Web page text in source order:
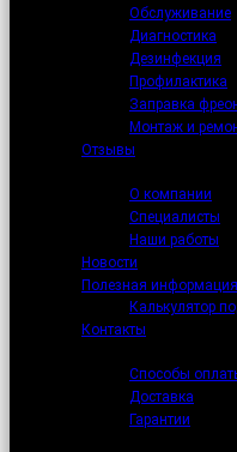
Обслуживание
Диагностика
Дезинфекция
Профилактика
Заправка
Монтаж и
Отзывы
О компании
Специалисты
Наши работы
Новости
Полезная информация
Калькулятор
Контакты
Способы
Доставка
Гарантии